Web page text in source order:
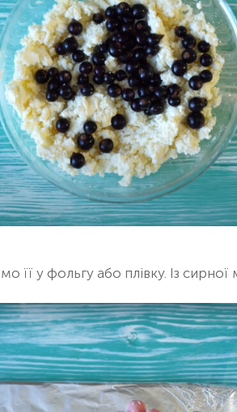
її у фольгу або плівку. Із